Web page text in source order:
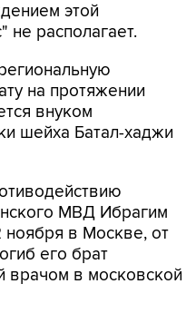
этой
располагает.
на протяжении
внуком
шейха Батал-хаджи
МВД Ибрагим
ноября в Москве, от
его брат
врачом в московской